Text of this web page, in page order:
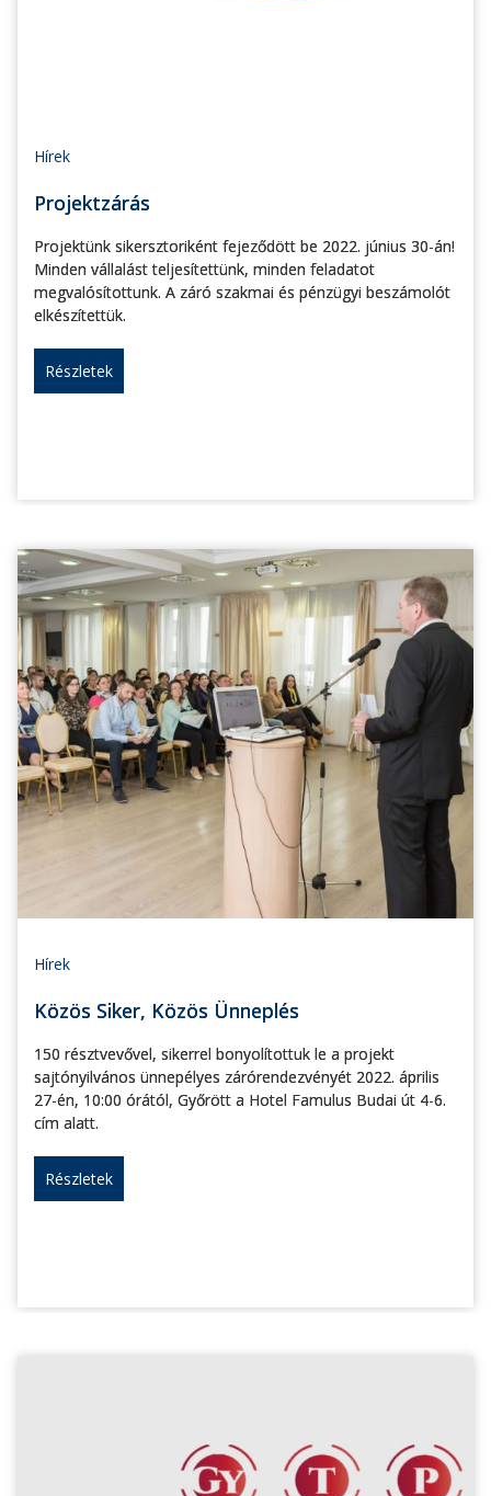
Hírek
Projektzárás
Projektünk sikersztoriként fejeződött be 2022. június 30-án!
Minden vállalást teljesítettünk, minden feladatot
megvalósítottunk. A záró szakmai és pénzügyi beszámolót
elkészítettük.
Részletek
Hírek
Közös Siker, Közös Ünneplés
150 résztvevővel, sikerrel bonyolítottuk le a projekt
sajtónyilvános ünnepélyes zárórendezvényét 2022. április
27-én, 10:00 órától, Győrött a Hotel Famulus Budai út 4-6.
cím alatt.
Részletek